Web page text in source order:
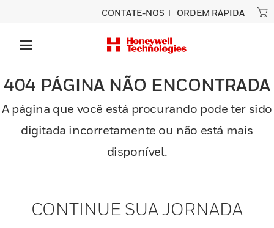
CONTATE-NOS ORDEM RÁPIDA
404 PÁGINA NÃO ENCONTRADA
A página que você está procurando pode ter sido
digitada incorretamente ou não está mais
disponível.
CONTINUE SUA JORNADA